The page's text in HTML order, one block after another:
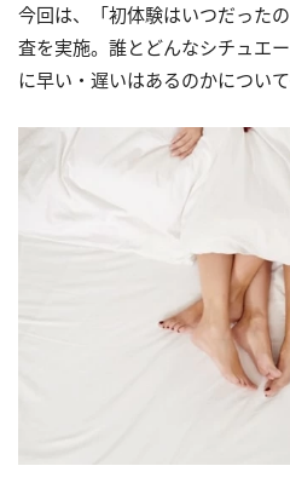
今回は、「初体験はいつだった
査を実施。誰とどんなシチュエ
に早い・遅いはあるのかについて